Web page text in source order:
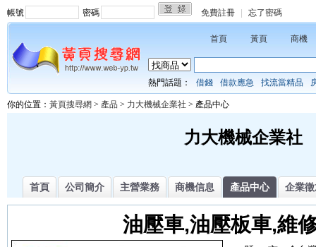
帳號 密碼 免費註冊 忘了密碼
首頁 黃頁 商機
熱門話題： 借錢 借款應急 找流當精品
你的位置： 黃頁搜尋網 > 產品 > 力大機械企業社 > 產品中心
力大機械企業社
首頁 公司簡介 主營業務 商機信息 產品中心 企業
油壓車,油壓板車,維